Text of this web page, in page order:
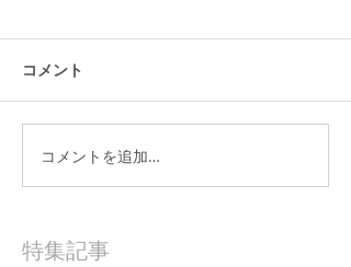
コメント
コメントを追加…
特集記事